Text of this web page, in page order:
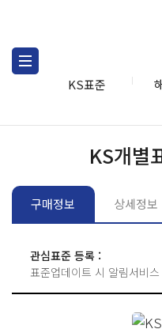
KS표준
KS개별
구매정보 상세정보
관심표준 등록 :
표준업데이트 시 알림서비스